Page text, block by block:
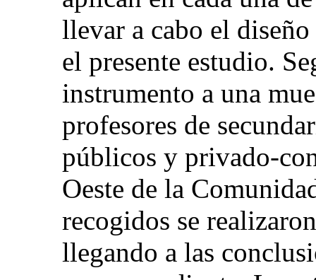
llevar a cabo el
el presente estudio.
instrumento a una
profesores de
públicos y privado-
Oeste de la
recogidos se
llegando a las